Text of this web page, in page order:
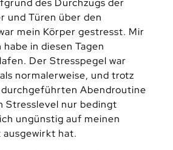
des Durchzugs der
und Türen über den
mein Körper gestresst. Mir
in diesen Tagen
Der Stresspegel war
normalerweise, und trotz
Abendroutine
Stresslevel nur bedingt
ungünstig auf meinen
hat.